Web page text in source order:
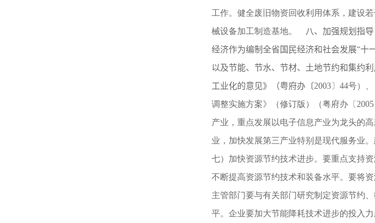
工作。健全废旧物资回收利用体系，建设
械设备加工制造基地。 八、加强规划指
经济作为编制全省国民经济和社会发展“十
以及节能、节水、节材、土地节约和集约
工业化的意见》（粤府办〔2003〕44号）
调整实施方案》（修订版）（粤府办〔
产业，重点发展以电子信息产业为龙头的
业，加快发展第三产业特别是现代服务
七）加快资源节约技术进步。要重点支持
不断提高资源节约技术和装备水平。要将
主管部门要与有关部门研究制定资源节约
平。企业要加大节能降耗技术进步的投入